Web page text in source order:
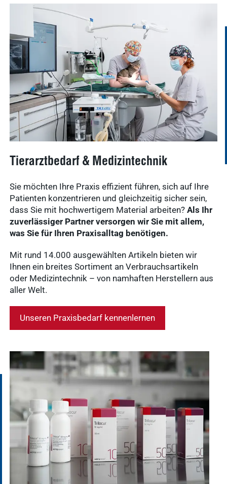
Häufige
Suchanfragen
Service
Ergebnisse
anzeigen
Tierarztbedarf
Ergebnisse
vitofyllin
Ergebnisse
Praxissoftware
Ergebnisse
anzeigen
Ergebnisse
anzeigen
novaderma
Ergebnisse
anzeigen
gründen
Schnellzugriff
Kontakt
WDT-Marktplatz
Tierarztbedarf
Mitgliedschaft
Pharma-
WDT-Gruppe
Marktplatz
vetlog.one
Tierarzt24.de
vetsoft.one
Tierarztbedarf & Medizintechnik
Sie möchten Ihre Praxis effizient führen, sich auf Ihre
Patienten konzentrieren und gleichzeitig sicher sein,
dass Sie mit hochwertigem Material arbeiten?Als Ihr
zuverlässiger Partner versorgen wir Sie mit allem,
was Sie für Ihren Praxisalltag benötigen.
Mit rund 14.000 ausgewählten Artikeln bieten wir
Ihnen ein breites Sortiment an Verbrauchsartikeln
oder Medizintechnik – von namhaften Herstellern aus
aller Welt.
Unseren Praxisbedarf kennenlernen